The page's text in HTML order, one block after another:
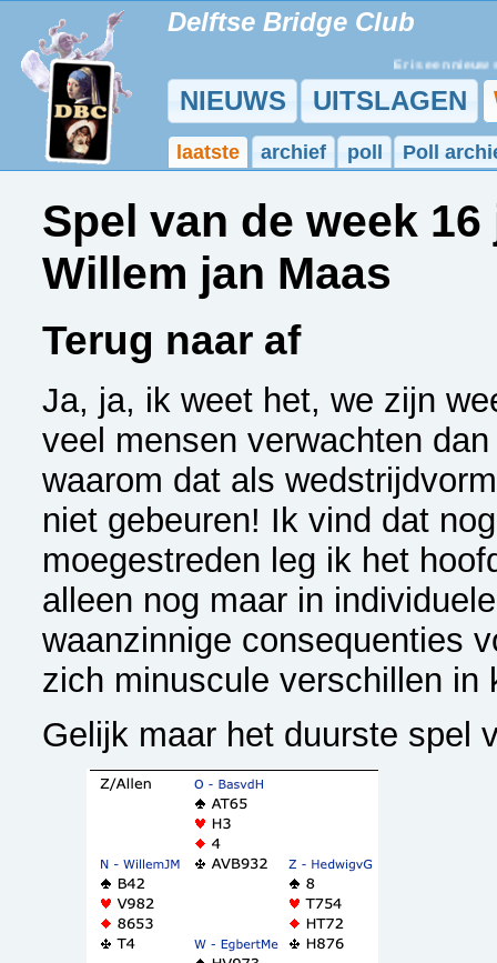
Delftse Bridge Club
Er is een nieuw
NIEUWS UITSLAGEN
laatste archief poll Poll
Spel van de week
Willem jan Maas
Terug naar af
Ja, ja, ik weet het, we zijn
veel mensen verwachten
waarom dat als
niet gebeuren! Ik vind dat
moegestreden leg ik het
alleen nog maar in
waanzinnige consequenties
zich minuscule verschillen in
Gelijk maar het duurste spel